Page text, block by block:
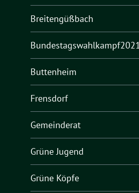
Breitengüßbach
Bundestagswahlkampf2021
Buttenheim
Frensdorf
Gemeinderat
Grüne Jugend
Grüne Köpfe